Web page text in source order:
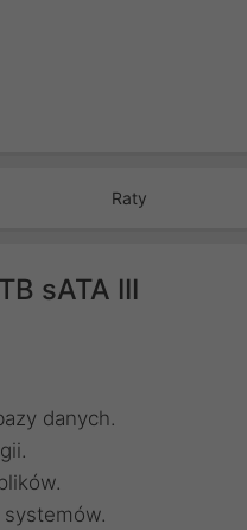
Raty
sATA III
danych.
systemów.